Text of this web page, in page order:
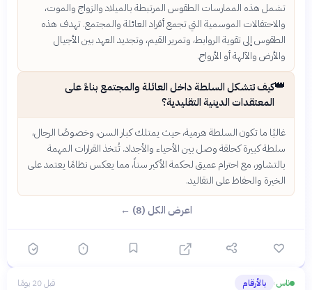
تشمل هذه الممارسات الطقوس المرتبطة بالميلاد والزواج والموت،
والاحتفالات الموسمية التي تجمع أفراد العائلة والمجتمع. تهدف هذه
الطقوس إلى تقوية الروابط، وتمرير القيم، وتجديد العهد بين الأجيال
والأرض والآلهة أو الأرواح.
👑كيف تتشكل السلطة داخل العائلة والمجتمع بناءً على
المعتقدات الدينية التقليدية؟
غالبًا ما تكون السلطة هرمية، حيث يمتلك كبار السن، وخصوصًا الرجال،
سلطة كبيرة كحلقة وصل بين الأحياء والأجداد. تُتخذ القرارات المهمة
بالتشاور، مع احترام عميق لحكمة الأكبر سناً، مما يعكس نظامًا يعتمد على
الخبرة والحفاظ على التقاليد.
اعرض الكل (8) ←
ناس› بالأرقام قبل 20 يومًا